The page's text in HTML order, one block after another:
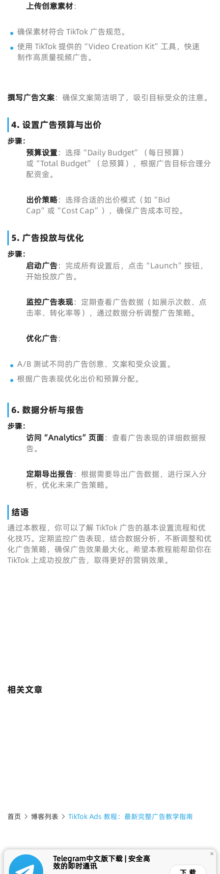
上传创意素材：
确保素材符合 TikTok 广告规范。
使用 TikTok 提供的“Video Creation Kit”工具，快速
制作高质量视频广告。
撰写广告文案：确保文案简洁明了，吸引目标受众的注意。
4. 设置广告预算与出价
步骤：
预算设置：选择“Daily Budget”（每日预算）
或“Total Budget”（总预算），根据广告目标合理分
配资金。
出价策略：选择合适的出价模式（如“Bid
Cap”或“Cost Cap”），确保广告成本可控。
5. 广告投放与优化
步骤：
启动广告：完成所有设置后，点击“Launch”按钮，
开始投放广告。
监控广告表现：定期查看广告数据（如展示次数、点
击率、转化率等），通过数据分析调整广告策略。
优化广告：
A/B 测试不同的广告创意、文案和受众设置。
根据广告表现优化出价和预算分配。
6. 数据分析与报告
步骤：
访问“Analytics”页面：查看广告表现的详细数据报
告。
定期导出报告：根据需要导出广告数据，进行深入分
析，优化未来广告策略。
结语
通过本教程，你可以了解 TikTok 广告的基本设置流程和优
化技巧。定期监控广告表现，结合数据分析，不断调整和优
化广告策略，确保广告效果最大化。希望本教程能帮助你在
TikTok 上成功投放广告，取得更好的营销效果。
相关文章
首页 博客列表 TikTok Ads 教程：最新完整广告教学指南
©2023 Telegram中文版 & All Rights Reserved. 下载最新的
Telegram中文版下载 | 安全高
效的即时通讯
+